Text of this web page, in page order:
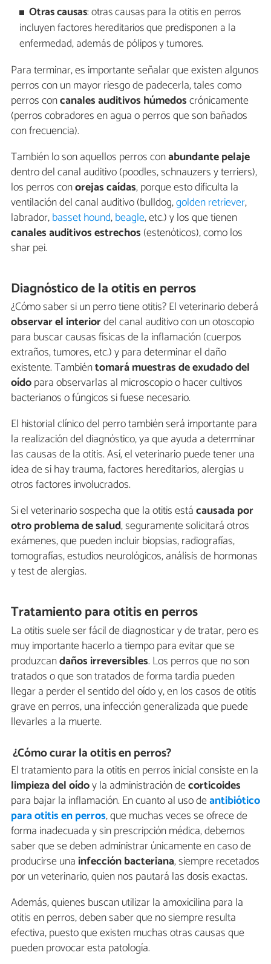
Otras causas: otras causas para la otitis en perros
incluyen factores hereditarios que predisponen a la
enfermedad, además de pólipos y tumores.
Para terminar, es importante señalar que existen algunos
perros con un mayor riesgo de padecerla, tales como
perros concanales auditivos húmedoscrónicamente
(perros cobradores en agua o perros que son bañados
con frecuencia).
También lo son aquellos perros conabundante pelaje
dentro del canal auditivo (poodles, schnauzers y terriers),
los perros conorejas caídas, porque esto dificulta la
ventilación del canal auditivo (bulldog,golden retriever,
labrador,basset hound,beagle, etc.) y los que tienen
canales auditivos estrechos (estenóticos), como los
shar pei.
Diagnóstico de la otitis en perros
¿Cómo saber si un perro tiene otitis? El veterinario deberá
observarel interiordel canal auditivo con un otoscopio
para buscar causas físicas de la inflamación (cuerpos
extraños, tumores, etc.) y para determinar el daño
existente. Tambiéntomará muestras de exudado del
oídopara observarlas al microscopio o hacer cultivos
bacterianos o fúngicos si fuese necesario.
El historial clínico del perro también será importante para
la realización del diagnóstico, ya que ayuda a determinar
las causas de la otitis. Así, el veterinario puede tener una
idea de si hay trauma, factores hereditarios, alergias u
otros factores involucrados.
Si el veterinario sospecha que la otitis estácausada por
otro problema de salud, seguramente solicitará otros
exámenes, que pueden incluir biopsias, radiografías,
tomografías, estudios neurológicos, análisis de hormonas
y test de alergias.
Tratamiento para otitis en perros
La otitis suele ser fácil de diagnosticar y de tratar, pero es
muy importante hacerlo a tiempo para evitar que se
produzcandaños irreversibles. Los perros que no son
tratados o que son tratados de forma tardía pueden
llegar a perder el sentido del oído y, en los casos de otitis
grave en perros, una infección generalizada que puede
llevarles a la muerte.
¿Cómo curar la otitis en perros?
El tratamiento para la otitis en perros inicial consiste en la
limpieza del oídoy la administración decorticoides
para bajar la inflamación. En cuanto al uso deantibiótico
para otitis en perros, que muchas veces se ofrece de
forma inadecuada y sin prescripción médica, debemos
saber que se deben administrar únicamente en caso de
producirse una infección bacteriana, siempre recetados
por un veterinario, quien nos pautará las dosis exactas.
Además, quienes buscan utilizar la amoxicilina para la
otitis en perros, deben saber que no siempre resulta
efectiva, puesto que existen muchas otras causas que
pueden provocar esta patología.